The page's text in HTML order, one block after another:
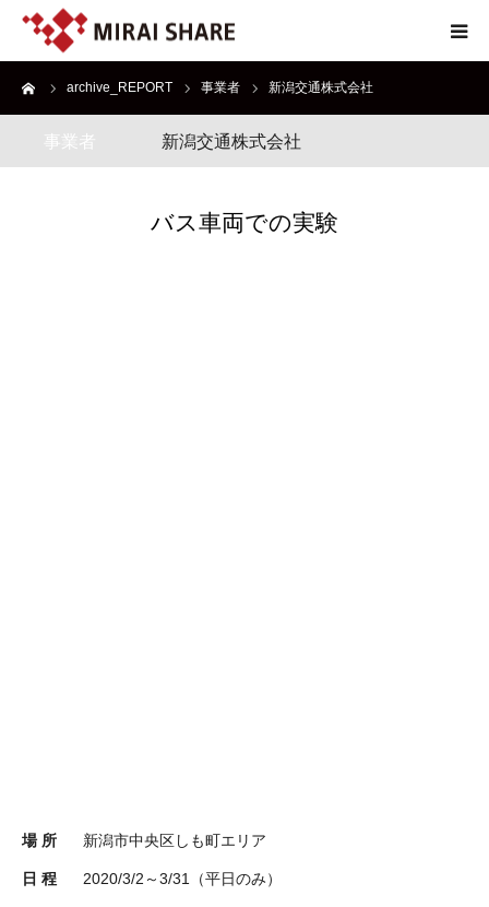
archive_REPORT 事業者 新潟交通株式会社
事業者 新潟交通株式会社
バス車両での実験
場 所 新潟市中央区しも町エリア
日 程 2020/3/2～3/31（平日のみ）
NEWS
TECHNOLOGY